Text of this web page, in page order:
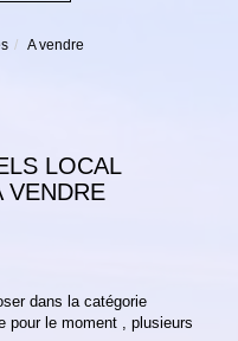
A vendre
LOCAL
VENDRE
dans la catégorie
pour le moment , plusieurs